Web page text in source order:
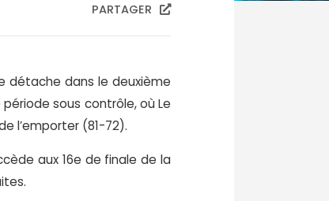
PARTAGER
détache dans le deuxième
sous contrôle, où Le
l’emporter (81-72).
aux 16e de finale de la